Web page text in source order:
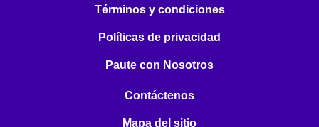
Términos y condiciones
Políticas de privacidad
Paute con Nosotros
Contáctenos
Mapa del sitio